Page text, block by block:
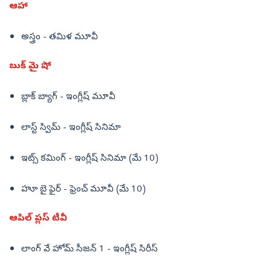
ఆహా
అస్త్రం - తమిళ మూవీ
బుక్ మై షో
బ్లాక్ బ్యాగ్ - ఇంగ్లీష్ మూవీ
లాస్ట్ స్విమ్ - ఇంగ్లీష్ సినిమా
ఇట్స్ కమింగ్ - ఇంగ్లీష్ సినిమా (మే 10)
హూ బై ఫైర్ - ఫ్రెంచ్ మూవీ (మే 10)
ఆపిల్ ప్లస్ టీవీ
లాంగ్ వే హోమ్ సీజన్ 1 - ఇంగ్లీష్ సిరీస్